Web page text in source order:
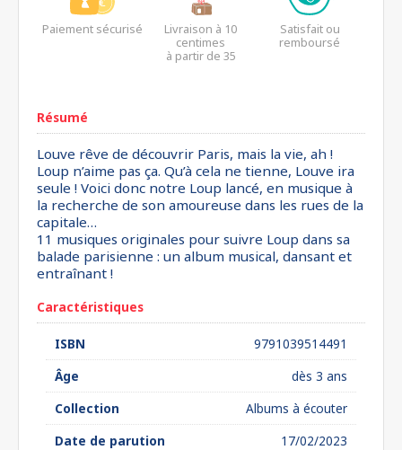
Paiement sécurisé
Livraison à 10
centimes
à partir de 35
Satisfait ou
remboursé
Résumé
Louve rêve de découvrir Paris, mais la vie, ah !
Loup n’aime pas ça. Qu’à cela ne tienne, Louve ira
seule ! Voici donc notre Loup lancé, en musique à
la recherche de son amoureuse dans les rues de la
capitale…
11 musiques originales pour suivre Loup dans sa
balade parisienne : un album musical, dansant et
entraînant !
Caractéristiques
ISBN
9791039514491
Âge
dès 3 ans
Collection
Albums à écouter
Date de parution
17/02/2023